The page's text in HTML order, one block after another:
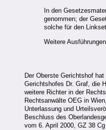
In den
genommen; der
solche für den
Weitere
Der Oberste Gerichtshof
Gerichtshofes Dr. Graf, die
weitere Richter in der
Rechtsanwälte OEG in
Unterlassung und
Beschluss des
vom 6. April 2000, GZ 38